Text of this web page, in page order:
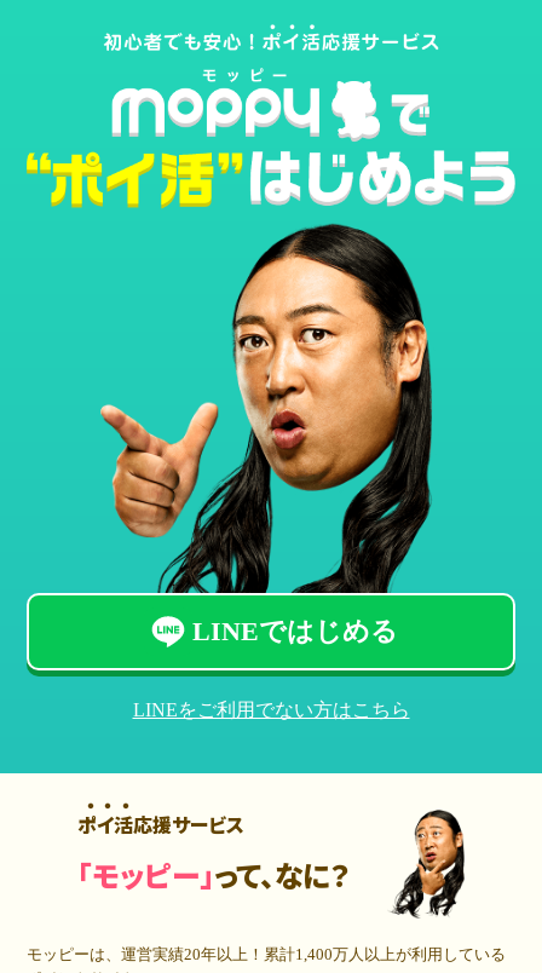
LINEではじめる
LINEをご利用でない方はこちら
ポイ活応援サービス
「モッピー」って、なに？
モッピーは、運営実績20年以上！累計1,400万人 以上が利用している